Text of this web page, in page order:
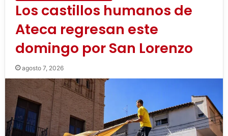
Los castillos humanos de
Ateca regresan este
domingo por San Lorenzo
agosto 7, 2026